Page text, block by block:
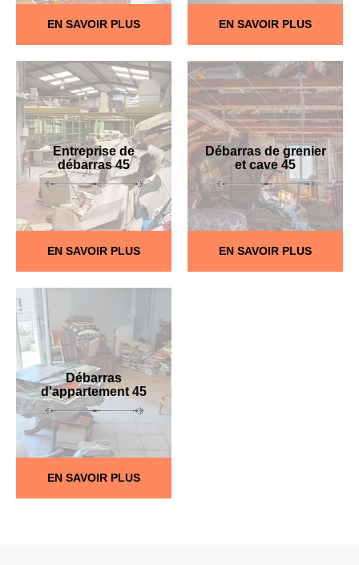
EN SAVOIR PLUS EN SAVOIR PLUS
Entreprise de
débarras 45
EN SAVOIR PLUS
Débarras de grenier
et cave 45
EN SAVOIR PLUS
Débarras
d'appartement 45
EN SAVOIR PLUS